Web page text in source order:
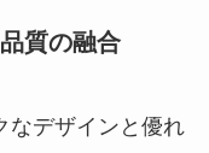
質の融合
なデザインと優れ